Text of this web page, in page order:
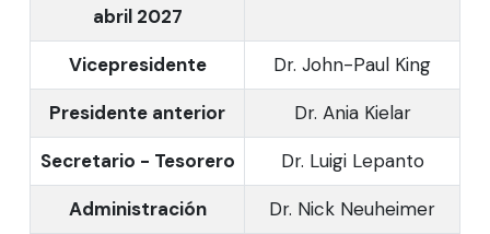
abril 2027
Vicepresidente
Dr. John-Paul King
Presidente anterior
Dr. Ania Kielar
Secretario - Tesorero
Dr. Luigi Lepanto
Administración
Dr. Nick Neuheimer